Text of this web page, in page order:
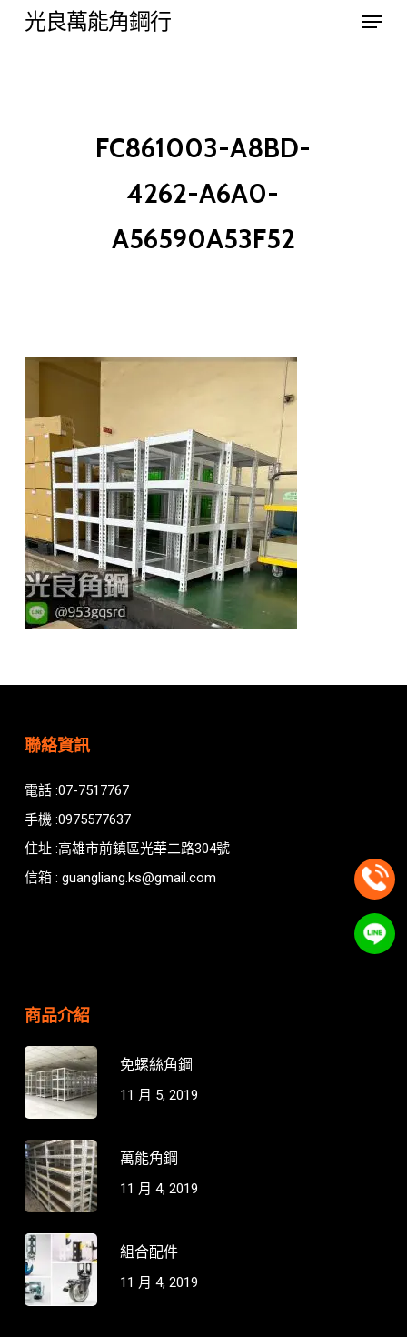
光良萬能角鋼行 Menu
FC861003-A8BD-
4262-A6A0-
A56590A53F52
聯絡資訊
電話 :07-7517767
手機 :0975577637
住址 :高雄市前鎮區光華二路304號
信箱 : guangliang.ks@gmail.com
商品介紹
免螺絲角鋼
11 月 5, 2019
萬能角鋼
11 月 4, 2019
組合配件
11 月 4, 2019